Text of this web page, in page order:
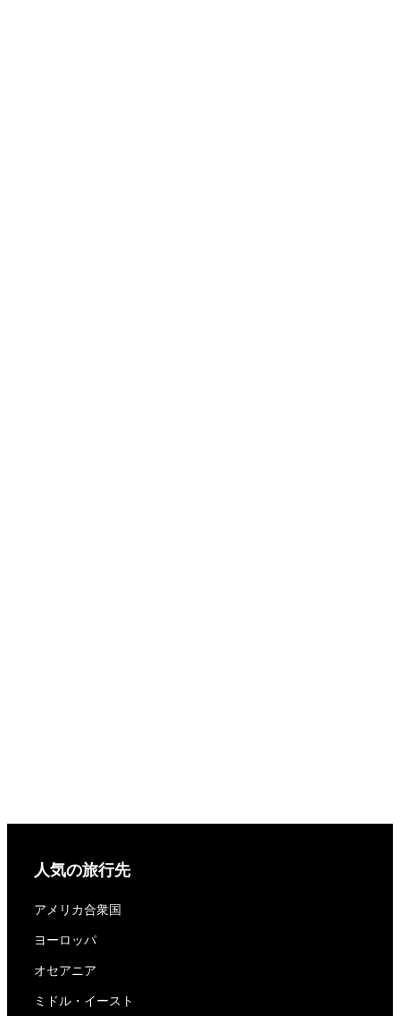
人気の旅行先
アメリカ合衆国
ヨーロッパ
オセアニア
ミドル・イースト